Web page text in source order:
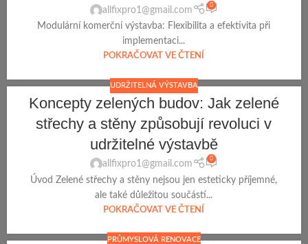
allfixpro1@gmail.com
0
Modulární komerční výstavba: Flexibilita a efektivita při
implementaci...
POKRAČOVAT VE ČTENÍ
UDRŽITELNÁ VÝSTAVBA
Koncepty zelených budov: Jak zelené
střechy a stěny způsobují revoluci v
udržitelné výstavbě
allfixpro1@gmail.com
0
Úvod Zelené střechy a stěny nejsou jen esteticky příjemné,
ale také důležitou součástí...
POKRAČOVAT VE ČTENÍ
PRŮMYSLOVÁ RENOVACE